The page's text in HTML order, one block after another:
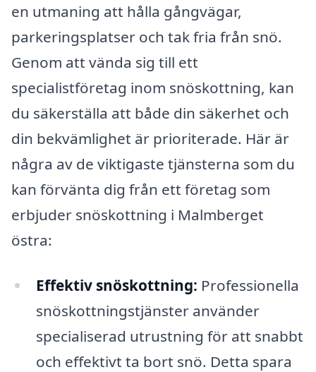
en utmaning att hålla gångvägar,
parkeringsplatser och tak fria från snö.
Genom att vända sig till ett
specialistföretag inom snöskottning, kan
du säkerställa att både din säkerhet och
din bekvämlighet är prioriterade. Här är
några av de viktigaste tjänsterna som du
kan förvänta dig från ett företag som
erbjuder snöskottning i Malmberget
östra:
Effektiv snöskottning: Professionella
snöskottningstjänster använder
specialiserad utrustning för att snabbt
och effektivt ta bort snö. Detta spara